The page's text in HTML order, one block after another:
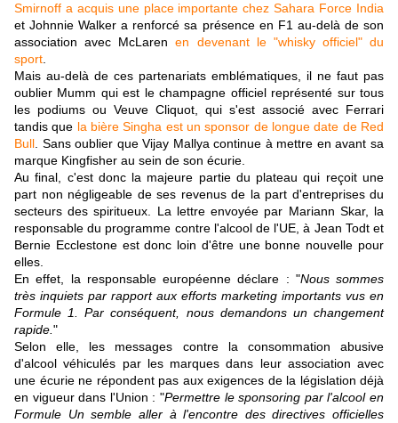
Smirnoff a acquis une place importante chez Sahara Force India
et Johnnie Walker a renforcé sa présence en F1 au-delà de son
association avec McLarenen devenant le "whisky officiel" du
sport
Mais au-delà de ces partenariats emblématiques, il ne faut pas
oublier Mumm qui est le champagne officiel représenté sur tous
les podiums ou Veuve Cliquot, qui s'est associé avec Ferrari
tandis que la bière Singha est un sponsor de longue date de Red
Bull . Sans oublier que Vijay Mallya continue à mettre en avant sa
marque Kingfisher au sein de son écurie.
Au final, c'est donc la majeure partie du plateau qui reçoit une
part non négligeable de ses revenus de la part d'entreprises du
secteurs des spiritueux. La lettre envoyée par Mariann Skar, la
responsable du programme contre l'alcool de l'UE, à Jean Todt et
Bernie Ecclestone est donc loin d'être une bonne nouvelle pour
elles.
En effet, la responsable européenne déclare : "Nous sommes
très inquiets par rapport aux efforts marketing importants vus en
Formule 1. Par conséquent, nous demandons un changement
rapide. "
Selon elle, les messages contre la consommation abusive
d'alcool véhiculés par les marques dans leur association avec
une écurie ne répondent pas aux exigences de la législation déjà
en vigueur dans l'Union : "Permettre le sponsoring par l'alcool en
Formule Un semble aller à l'encontre des directives officielles